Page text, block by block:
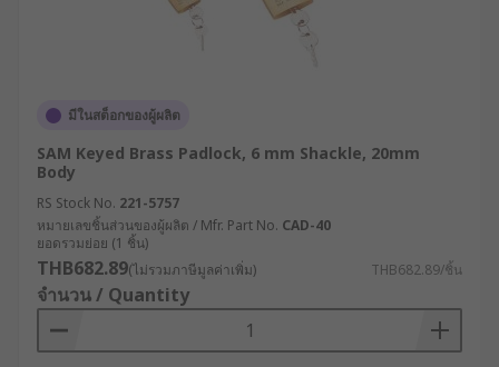
มีในสต็อกของผู้ผลิต
SAM Keyed Brass Padlock, 6 mm Shackle, 20mm
Body
RS Stock No. 221-5757
หมายเลขชิ้นส่วนของผู้ผลิต / Mfr. Part No. CAD-40
ยอดรวมย่อย (1 ชิ้น)
THB682.89(ไม่รวมภาษีมูลค่าเพิ่ม) THB682.89/ชิ้น
จำนวน / Quantity